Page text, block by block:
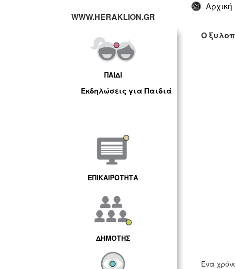
Αρχική
WWW.HERAKLION.GR
ΠΑΙΔΙ
Εκδηλώσεις για Παιδιά
ΕΠΙΚΑΙΡΟΤΗΤΑ
ΔΗΜΟΤΗΣ
Ο
Ένα